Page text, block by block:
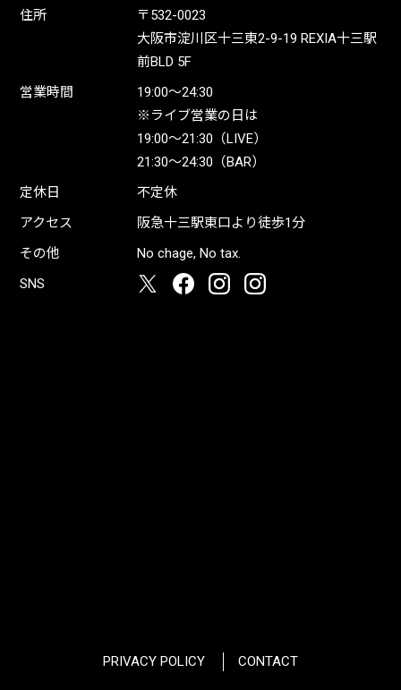
住所
〒532-0023
大阪市淀川区十三東2-9-19 REXIA十三駅
前BLD 5F
営業時間
19:00〜24:30
※ライブ営業の日は
19:00〜21:30（LIVE）
21:30〜24:30（BAR）
定休日
不定休
アクセス
阪急十三駅東口より徒歩1分
その他
No chage, No tax.
SNS
PRIVACY POLICY CONTACT